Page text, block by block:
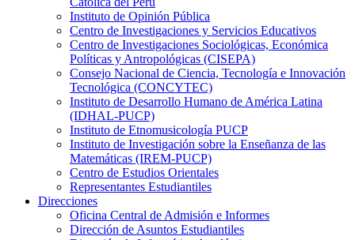
Instituto de Opinión Pública
Centro de Investigaciones y Servicios Educativos
Centro de Investigaciones Sociológicas, Económica
Políticas y Antropológicas (CISEPA)
Consejo Nacional de Ciencia, Tecnología e Innovación
Tecnológica (CONCYTEC)
Instituto de Desarrollo Humano de América Latina
(IDHAL-PUCP)
Instituto de Etnomusicología PUCP
Instituto de Investigación sobre la Enseñanza de las
Matemáticas (IREM-PUCP)
Centro de Estudios Orientales
Representantes Estudiantiles
Direcciones
Oficina Central de Admisión e Informes
Dirección de Asuntos Estudiantiles